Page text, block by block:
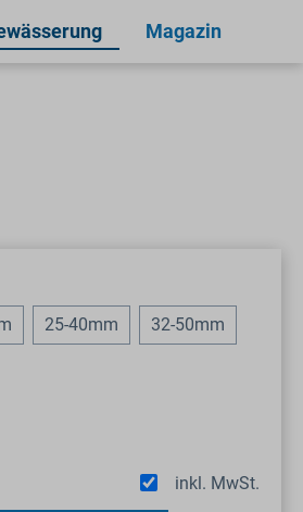
Magazin
25-40mm 32-50mm
inkl. MwSt.